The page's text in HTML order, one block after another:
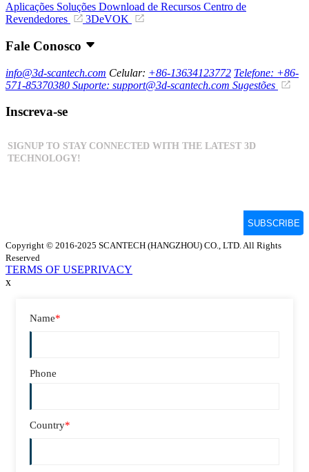
Aplicações Soluções Download de Recursos Centro de
Revendedores
3DeVOK
Fale Conosco
info@3d-scantech.com Celular: +86-13634123772 Telefone: +86-
571-85370380 Suporte: support@3d-scantech.com Sugestões
Inscreva-se
Copyright © 2016-2025 SCANTECH (HANGZHOU) CO., LTD. All Rights
Reserved
TERMS OF USEPRIVACY
x
Name*
Phone
Country*